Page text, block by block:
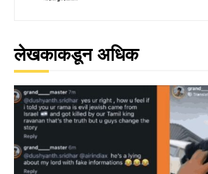
लेखकाकडून अधिक